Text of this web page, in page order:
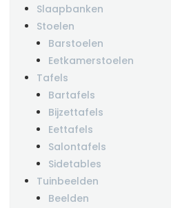
Slaapbanken
Stoelen
Barstoelen
Eetkamerstoelen
Tafels
Bartafels
Bijzettafels
Eettafels
Salontafels
Sidetables
Tuinbeelden
Beelden